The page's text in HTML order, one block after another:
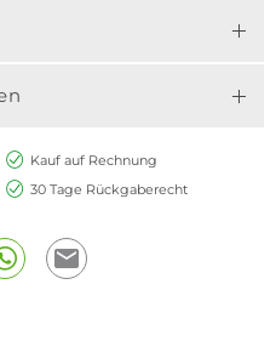
Kauf auf Rechnung
30 Tage Rückgaberecht